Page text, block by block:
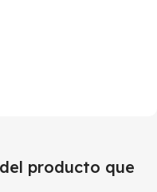
producto que